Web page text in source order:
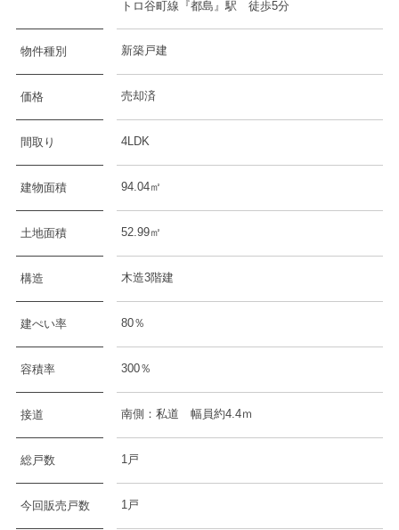
トロ谷町線『都島』駅 徒歩5分
物件種別 新築戸建
価格 売却済
間取り 4LDK
建物面積 94.04㎡
土地面積 52.99㎡
構造 木造3階建
建ぺい率 80％
容積率 300％
接道 南側：私道 幅員約4.4ｍ
総戸数 1戸
今回販売戸数 1戸